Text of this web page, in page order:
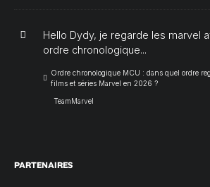
Hello Dydy, je regarde les marvel
ordre chronologique...
Ordre chronologique MCU : dans quel ordre
films et séries Marvel en 2026 ?
TeamMarvel
PARTENAIRES